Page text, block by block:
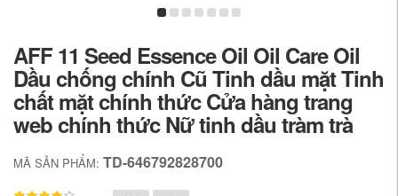
AFF 11 Seed Essence Oil Oil Care Oil
Dầu chống chính Cũ Tinh dầu mặt Tinh
chất mặt chính thức Cửa hàng trang
web chính thức Nữ tinh dầu tràm trà
MÃ SẢN PHẨM: TD-646792828700